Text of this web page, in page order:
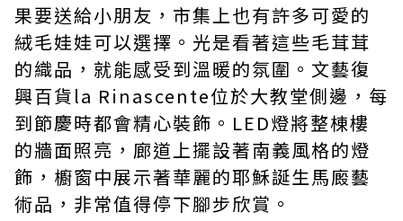
果要送給小朋友，市集上也有許多可愛的
絨毛娃娃可以選擇。光是看著這些毛茸茸
的織品，就能感受到溫暖的氛圍。文藝復
興百貨la Rinascente位於大教堂側邊，每
到節慶時都會精心裝飾。LED燈將整棟樓
的牆面照亮，廊道上擺設著南義風格的燈
飾，櫥窗中展示著華麗的耶穌誕生馬廄藝
術品，非常值得停下腳步欣賞。